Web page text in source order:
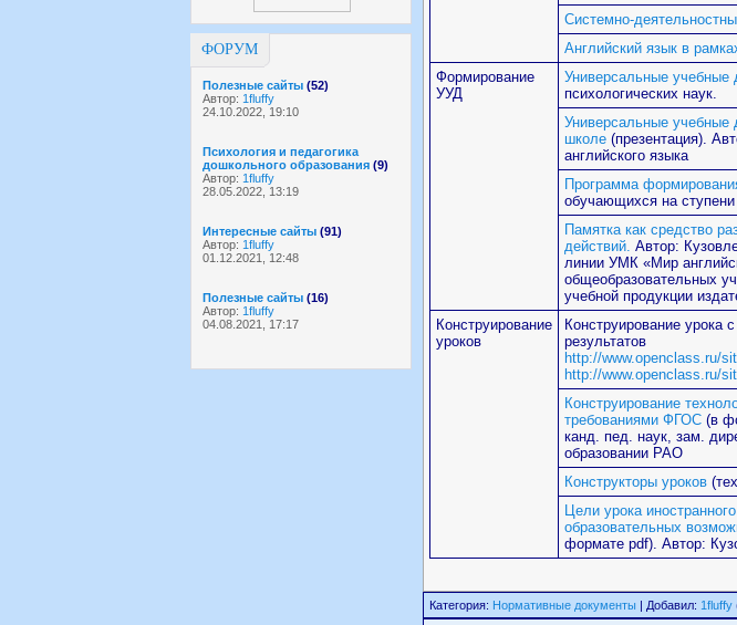
ФОРУМ
Полезные сайты (52)
Автор: 1fluffy
24.10.2022, 19:10
Психология и педагогика
дошкольного образования (9)
Автор: 1fluffy
28.05.2022, 13:19
Интересные сайты (91)
Автор: 1fluffy
01.12.2021, 12:48
Полезные сайты (16)
Автор: 1fluffy
04.08.2021, 17:17
Системно-
Английский язык в
Формирование
УУД
Универсальные учебные
психологических наук.
Универсальные учебные
школе (презентация).
английского языка
Программа
обучающихся на
Памятка как средство
действий. Автор:
линии УМК «Мир
общеобразовательных
учебной продукции
Конструирование
уроков
Конструирование урока
результатов
http://www.openclass.ru/
http://www.openclass.ru/
Конструирование
требованиями ФГОС (в
канд. пед. наук, зам.
образовании РАО
Конструкторы уроков
Цели урока
образовательных
формате pdf). Автор:
Категория: Нормативные документы | Добавил: 1fluffy